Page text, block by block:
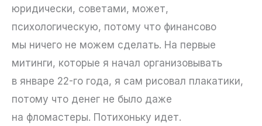
юридически, советами, может,
психологическую, потому что финансово
мы ничего не можем сделать. На первые
митинги, которые я начал организовывать
в январе 22-го года, я сам рисовал плакатики,
потому что денег не было даже
на фломастеры. Потихоньку идет.